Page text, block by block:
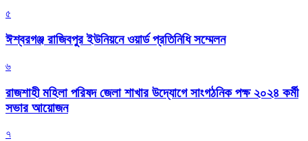
৫
ঈশ্বরগঞ্জ রাজিবপুর ইউনিয়নে ওয়ার্ড প্রতিনিধি সম্মেলন
৬
রাজশাহী মহিলা পরিষদ জেলা শাখার উদ্যোগে সাংগঠনিক পক্ষ ২০২৪ কর্মী
সভার আয়োজন
৭